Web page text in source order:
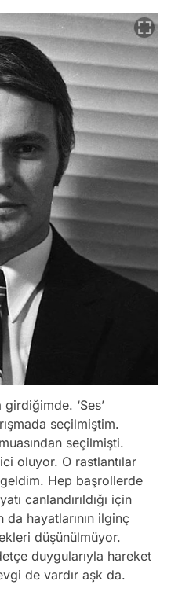
‘Ses’
seçilmiştim.
seçilmişti.
oluyor. O rastlantılar
Hep başrollerde
canlandırıldığı için
hayatlarının ilginç
düşünülmüyor.
duygularıyla hareket
de vardır aşk da.